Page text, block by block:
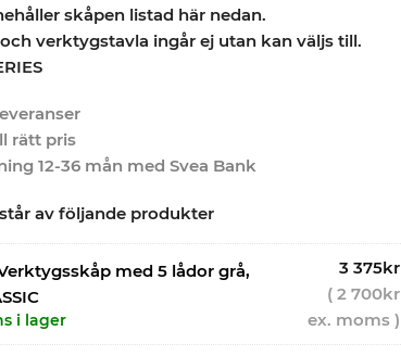
skåpen listad här nedan.
verktygstavla ingår ej utan kan väljs till.
rätt pris
12-36 mån med Svea Bank
av följande produkter
med 5 lådor grå,
i lager
3 375kr
( 2 700kr
ex. moms )